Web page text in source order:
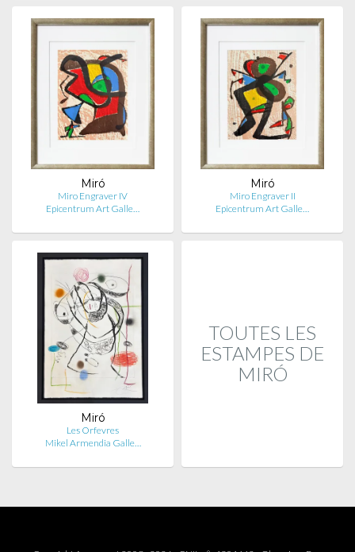
Miró
Miro Engraver IV
Epicentrum Art Galle…
Miró
Miro Engraver II
Epicentrum Art Galle…
Miró
Les Orfevres
Mikel Armendia Galle…
TOUTES LES
ESTAMPES DE
MIRÓ